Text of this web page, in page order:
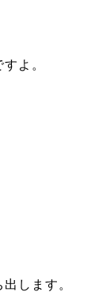
よ。
します。